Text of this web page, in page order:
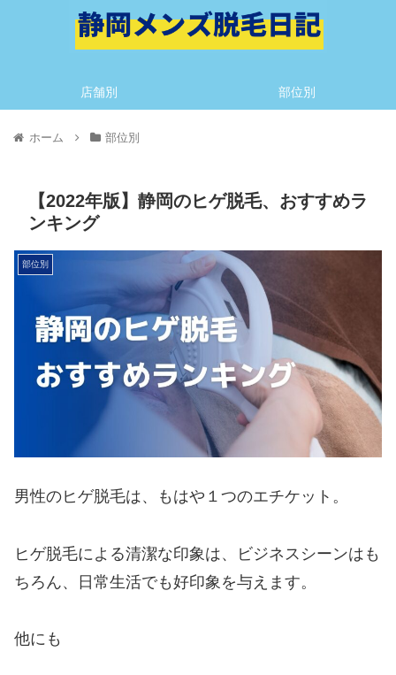
店舗別 部位別
ホーム 部位別
【2022年版】静岡のヒゲ脱毛、おすすめラ
ンキング
部位別
男性のヒゲ脱毛は、もはや１つのエチケット。
ヒゲ脱毛による清潔な印象は、ビジネスシーンはも
ちろん、日常生活でも好印象を与えます。
他にも